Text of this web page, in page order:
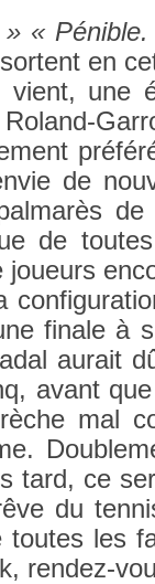
» «
en
vient, une
de
de
fin­ale à
aurait
avant
mal
tard, ce
du
les
rendez-